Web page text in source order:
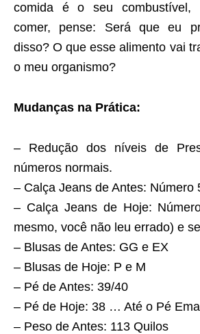
comida é o seu combustível,
comer, pense: Será que eu
disso? O que esse alimento vai
o meu organismo?
Mudanças na Prática:
– Redução dos níveis de
números normais.
– Calça Jeans de Antes: Número
– Calça Jeans de Hoje:
mesmo, você não leu errado) e
– Blusas de Antes: GG e EX
– Blusas de Hoje: P e M
– Pé de Antes: 39/40
– Pé de Hoje: 38 … Até o Pé
– Peso de Antes: 113 Quilos